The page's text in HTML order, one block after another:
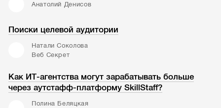
Анатолий Денисов
Поиски целевой аудитории
Натали Соколова
Веб Секрет
Как ИТ-агентства могут зарабатывать больше
через аутстафф-платформу SkillStaff?
Полина Беляцкая